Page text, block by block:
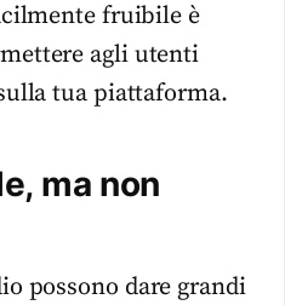
fruibile è
agli utenti
tua piattaforma.
ma non
possono dare grandi